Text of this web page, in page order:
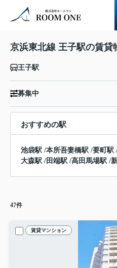
京浜東北線 王子駅の賃貸
王子駅
募集中
おすすめの駅
池袋駅 /本所吾妻橋駅 /要町駅
大森駅 /田端駅 /高田馬場駅 /
47件
賃貸マンション